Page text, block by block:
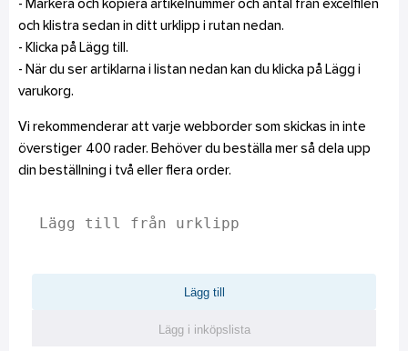
- Markera och kopiera artikelnummer och antal från excelfilen
och klistra sedan in ditt urklipp i rutan nedan.
- Klicka på Lägg till.
- När du ser artiklarna i listan nedan kan du klicka på Lägg i
varukorg.
Vi rekommenderar att varje webborder som skickas in inte
överstiger 400 rader. Behöver du beställa mer så dela upp
din beställning i två eller flera order.
Lägg till
Lägg i inköpslista